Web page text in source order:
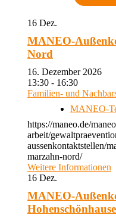
16 Dez.
MANEO-
Nord
16. Dezember 2026
13:30 - 16:30
Familien- und
MANEO-
https://maneo.de/
arbeit/
aussenkontaktstellen/
marzahn-nord/
Weitere Informationen
16 Dez.
MANEO-